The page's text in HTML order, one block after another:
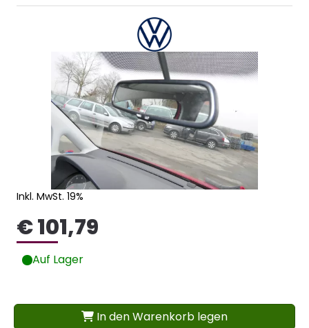
Inkl. MwSt. 19%
€ 101,79
Auf Lager
In den Warenkorb legen